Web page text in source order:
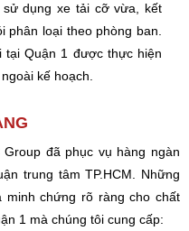
sử dụng xe tải cỡ vừa, kết
phân loại theo phòng ban.
tại Quận 1 được thực hiện
kế hoạch.
đã phục vụ hàng ngàn
trung tâm TP.HCM. Những
chứng rõ ràng cho chất
1 mà chúng tôi cung cấp: